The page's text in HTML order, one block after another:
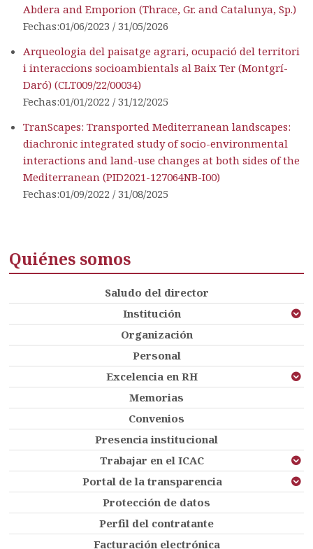
Abdera and Emporion (Thrace, Gr. and Catalunya, Sp.)
Fechas:01/06/2023 / 31/05/2026
Arqueologia del paisatge agrari, ocupació del territori
i interaccions socioambientals al Baix Ter (Montgrí-
Daró) (CLT009/22/00034)
Fechas:01/01/2022 / 31/12/2025
TranScapes: Transported Mediterranean landscapes:
diachronic integrated study of socio-environmental
interactions and land-use changes at both sides of the
Mediterranean (PID2021-127064NB-I00)
Fechas:01/09/2022 / 31/08/2025
Quiénes somos
Saludo del director
Institución
Organización
Personal
Excelencia en RH
Memorias
Convenios
Presencia institucional
Trabajar en el ICAC
Portal de la transparencia
Protección de datos
Perfil del contratante
Facturación electrónica